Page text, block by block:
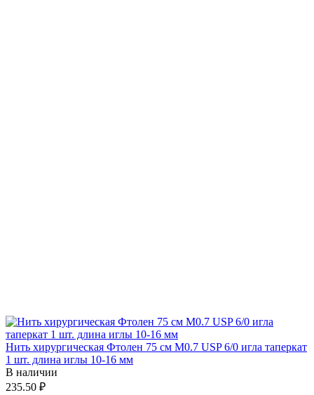
Нить хирургическая Фтолен 75 см М0.7 USP 6/0 игла таперкат
1 шт. длина иглы 10-16 мм
В наличии
235.50 ₽